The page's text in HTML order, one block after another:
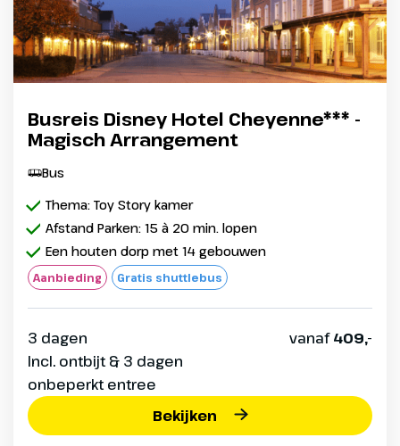
Busreis Disney Hotel Cheyenne*** -
Magisch Arrangement
Bus
Thema: Toy Story kamer
Afstand Parken: 15 à 20 min. lopen
Een houten dorp met 14 gebouwen
Aanbieding Gratis shuttlebus
3 dagen
Incl. ontbijt & 3 dagen
onbeperkt entree
vanaf409,-
Bekijken